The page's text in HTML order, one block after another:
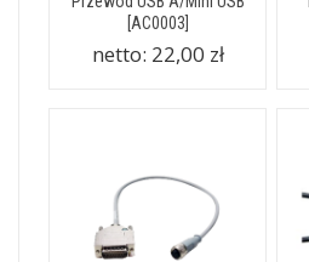
[AC0003]
netto: 22,00 zł